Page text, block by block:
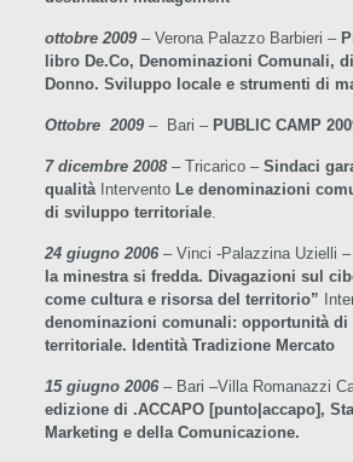
ottobre 2009– Verona Palazzo Barbieri –
libro De.Co, Denominazioni Comunali,
Donno. Sviluppo locale e strumenti di
Ottobre 2009– Bari – PUBLIC CAMP
7 dicembre 2008– Tricarico – Sindaci
qualità Intervento Le denominazioni
di sviluppo territoriale.
24 giugno 2006– Vinci -Palazzina Uzielli –
la minestra si fredda. Divagazioni sul
come cultura e risorsa del territorio”
denominazioni comunali: opportunità di
territoriale. Identità Tradizione Mercato
15 giugno 2006– Bari –Villa Romanazzi
edizione di .ACCAPO [punto|accapo],
Marketing e della Comunicazione.